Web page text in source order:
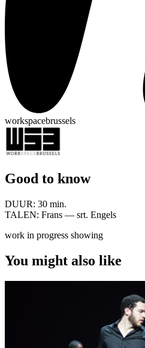
workspacebrussels
Good to know
DUUR: 30 min.
TALEN: Frans — srt. Engels
work in progress showing
You might also like